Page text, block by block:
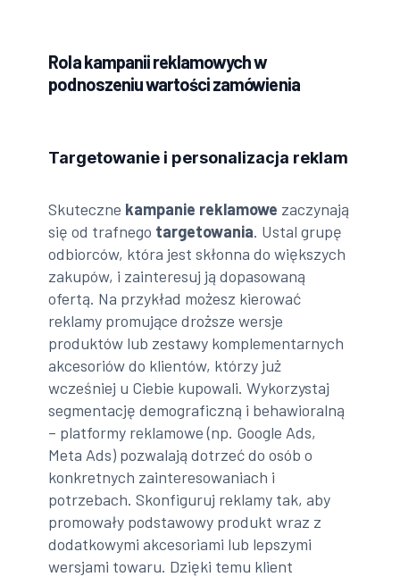
Rola kampanii reklamowych w
podnoszeniu wartości zamówienia
Targetowanie i personalizacja reklam
Skuteczne kampanie reklamowe zaczynają
się od trafnego targetowania. Ustal grupę
odbiorców, która jest skłonna do większych
zakupów, i zainteresuj ją dopasowaną
ofertą. Na przykład możesz kierować
reklamy promujące droższe wersje
produktów lub zestawy komplementarnych
akcesoriów do klientów, którzy już
wcześniej u Ciebie kupowali. Wykorzystaj
segmentację demograficzną i behawioralną
– platformy reklamowe (np. Google Ads,
Meta Ads) pozwalają dotrzeć do osób o
konkretnych zainteresowaniach i
potrzebach. Skonfiguruj reklamy tak, aby
promowały podstawowy produkt wraz z
dodatkowymi akcesoriami lub lepszymi
wersjami towaru. Dzięki temu klient